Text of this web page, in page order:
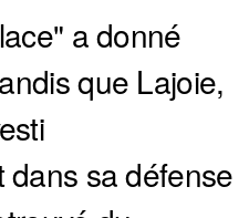
a donné
que Lajoie,
dans sa défense